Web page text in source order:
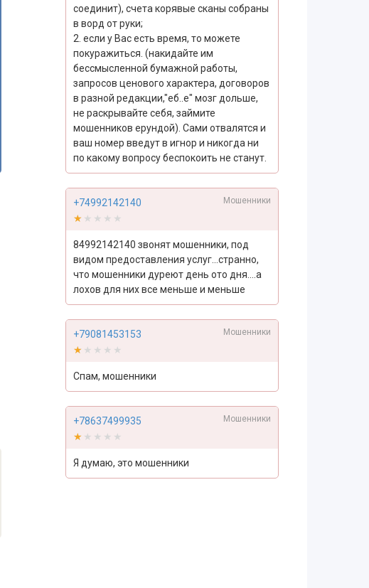
соединит), счета корявые сканы собраны
в ворд от руки;
2. если у Вас есть время, то можете
покуражиться. (накидайте им
бессмысленной бумажной работы,
запросов ценового характера, договоров
в разной редакции,"еб..е" мозг дольше,
не раскрывайте себя, займите
мошенников ерундой). Сами отвалятся и
ваш номер введут в игнор и никогда ни
по какому вопросу беспокоить не станут.
+74992142140 Мошенники
★★★★★
★★★★★
84992142140 звонят мошенники, под
видом предоставления услуг...странно,
что мошенники дуреют день ото дня....а
лохов для них все меньше и меньше
+79081453153 Мошенники
★★★★★
★★★★★
Спам, мошенники
+78637499935 Мошенники
★★★★★
★★★★★
Я думаю, это мошенники